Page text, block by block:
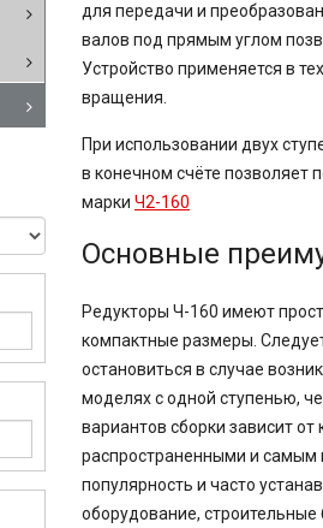
для передачи и
валов под прямым углом
Устройство применяется в
вращения.
При использовании двух
в конечном счёте позволяет
марки Ч2-160
Основные
Редукторы Ч-160 имеют
компактные размеры.
остановиться в случае
моделях с одной ступенью,
вариантов сборки зависит
распространенными и самым
популярность и часто
оборудование,